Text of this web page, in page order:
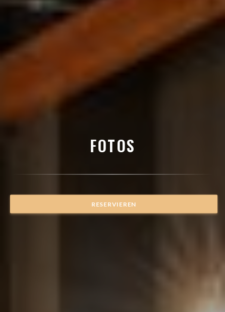
FOTOS
RESERVIEREN